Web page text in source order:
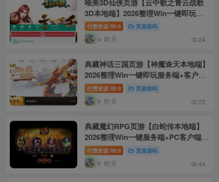
唯美3D仙侠页游【云中歌之青云战歌
3D本地端】2026整理Win一键即玩服
务端+客户端+GM工具+教程【站长亲
测】
付费资源 R9.9 页游源码
昨天 24
典藏神话三国页游【神魔诛天本地端】
2026整理Win一键即玩服务端+客户端
+教程【站长亲测】
付费资源 R9.9 页游源码
昨天 23
典藏魔幻RPG页游【白蛇传本地端】
2026整理Win一键服务端+PC客户端
+GM工具+教程【站长亲测】
付费资源 R9.9 页游源码
昨天 44